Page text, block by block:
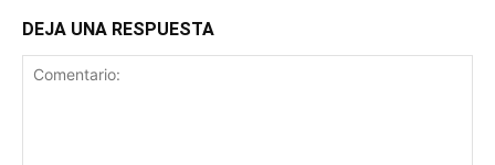
DEJA UNA RESPUESTA